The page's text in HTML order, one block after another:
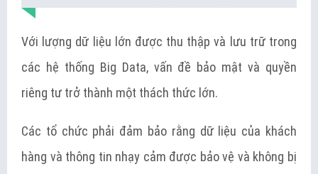
Với lượng dữ liệu lớn được thu thập và lưu trữ trong
các hệ thống Big Data, vấn đề bảo mật và quyền
riêng tư trở thành một thách thức lớn.
Các tổ chức phải đảm bảo rằng dữ liệu của khách
hàng và thông tin nhạy cảm được bảo vệ và không bị